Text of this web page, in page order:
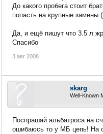
До какого пробега стоит
попасть на крупные
Да, и ещё пишут что 3.5 л
Спасибо
3 авг 2008
skarg
Well-Known
Поспрашай альбатроса на
ошибаюсь то у МБ цепь! На